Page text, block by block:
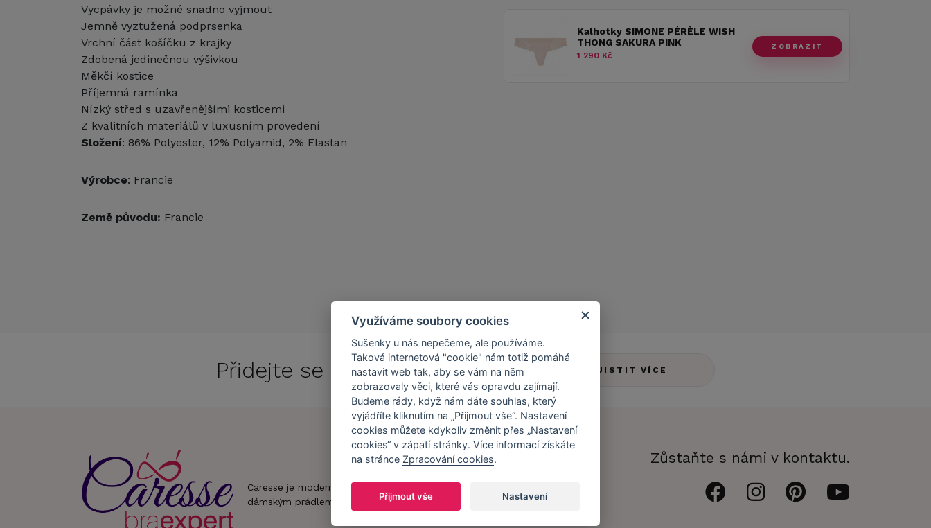
Vycpávky je možné snadno vyjmout
Jemně vyztužená podprsenka
Vrchní část košíčku z krajky
Zdobená jedinečnou výšivkou
Měkčí kostice
Příjemná ramínka
Nízký střed s uzavřenějšími kosticemi
Z kvalitních materiálů v luxusním provedení
Složení: 86% Polyester, 12% Polyamid, 2% Elastan
Výrobce: Francie
Země původu: Francie
Kalhotky SIMONE PÉRÈLE WISH
THONG SAKURA PINK
1 290 Kč
ZOBRAZIT
Přidejte se doCaresse Clubu! ZJISTIT VÍCE
Caresse je moderní obchod s
dámským prádlem.
Náš příběh
Náš tým
zákazníka
Zůstaňte s námi v kontaktu.
Využíváme soubory cookies
Sušenky u nás nepečeme, ale používáme.
Taková internetová "cookie" nám totiž pomáhá
nastavit web tak, aby se vám na něm
zobrazovaly věci, které vás opravdu zajímají.
Budeme rády, když nám dáte souhlas, který
vyjádříte kliknutím na „Přijmout vše“. Nastavení
cookies můžete kdykoliv změnit přes „Nastavení
cookies“ v zápatí stránky. Více informací získáte
na stránce Zpracování cookies.
Přijmout vše Nastavení